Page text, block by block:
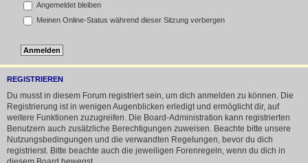
Angemeldet bleiben
Meinen Online-Status während dieser Sitzung verbergen
REGISTRIEREN
Du musst in diesem Forum registriert sein, um dich anmelden zu können. Die
Registrierung ist in wenigen Augenblicken erledigt und ermöglicht dir, auf
weitere Funktionen zuzugreifen. Die Board-Administration kann registrierten
Benutzern auch zusätzliche Berechtigungen zuweisen. Beachte bitte unsere
Nutzungsbedingungen und die verwandten Regelungen, bevor du dich
registrierst. Bitte beachte auch die jeweiligen Forenregeln, wenn du dich in